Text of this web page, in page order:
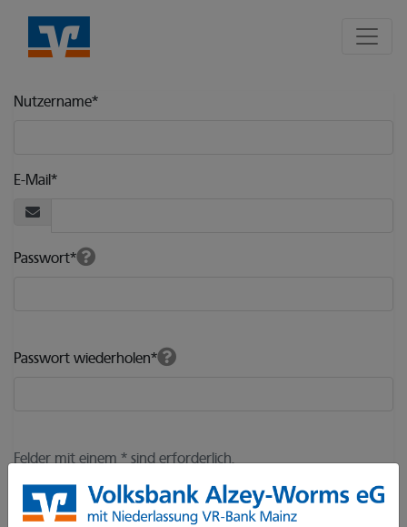
Seite
Klicken Sie, um die Navigation zu überspringen und zum
Nutzer Registrierungsformular
Nutzername*
E-Mail*
Passwort*
Passwort wiederholen*
Felder mit einem * sind erforderlich.
Ich habe dieNutzungsbedingungengelesen und stimme
ihnen zu.